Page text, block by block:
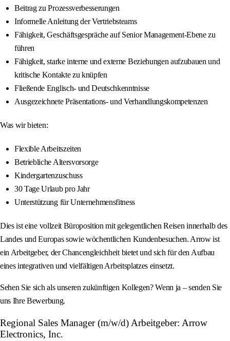
Beitrag zu Prozessverbesserungen
Informelle Anleitung der Vertriebsteams
Fähigkeit, Geschäftsgespräche auf Senior Management-Ebene zu
führen
Fähigkeit, starke interne und externe Beziehungen aufzubauen und
kritische Kontakte zu knüpfen
Fließende Englisch- und Deutschkenntnisse
Ausgezeichnete Präsentations- und Verhandlungskompetenzen
Was wir bieten:
Flexible Arbeitszeiten
Betriebliche Altersvorsorge
Kindergartenzuschuss
30 Tage Urlaub pro Jahr
Unterstützung für Unternehmensfitness
Dies ist eine vollzeit Büroposition mit gelegentlichen Reisen innerhalb des
Landes und Europas sowie wöchentlichen Kundenbesuchen. Arrow ist
ein Arbeitgeber, der Chancengleichheit bietet und sich für den Aufbau
eines integrativen und vielfältigen Arbeitsplatzes einsetzt.
Sehen Sie sich als unseren zukünftigen Kollegen? Wenn ja – senden Sie
uns Ihre Bewerbung.
Regional Sales Manager (m/w/d) Arbeitgeber: Arrow
Electronics, Inc.